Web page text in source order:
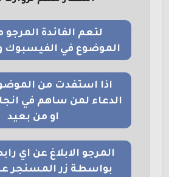
لتعم الفائدة
الموضوع في الفيسبوك
اذا استفدت من
الدعاء لمن ساهم في
او من بعيد
المرجو الابلاغ عن اي
بواسطة زر المسنجر